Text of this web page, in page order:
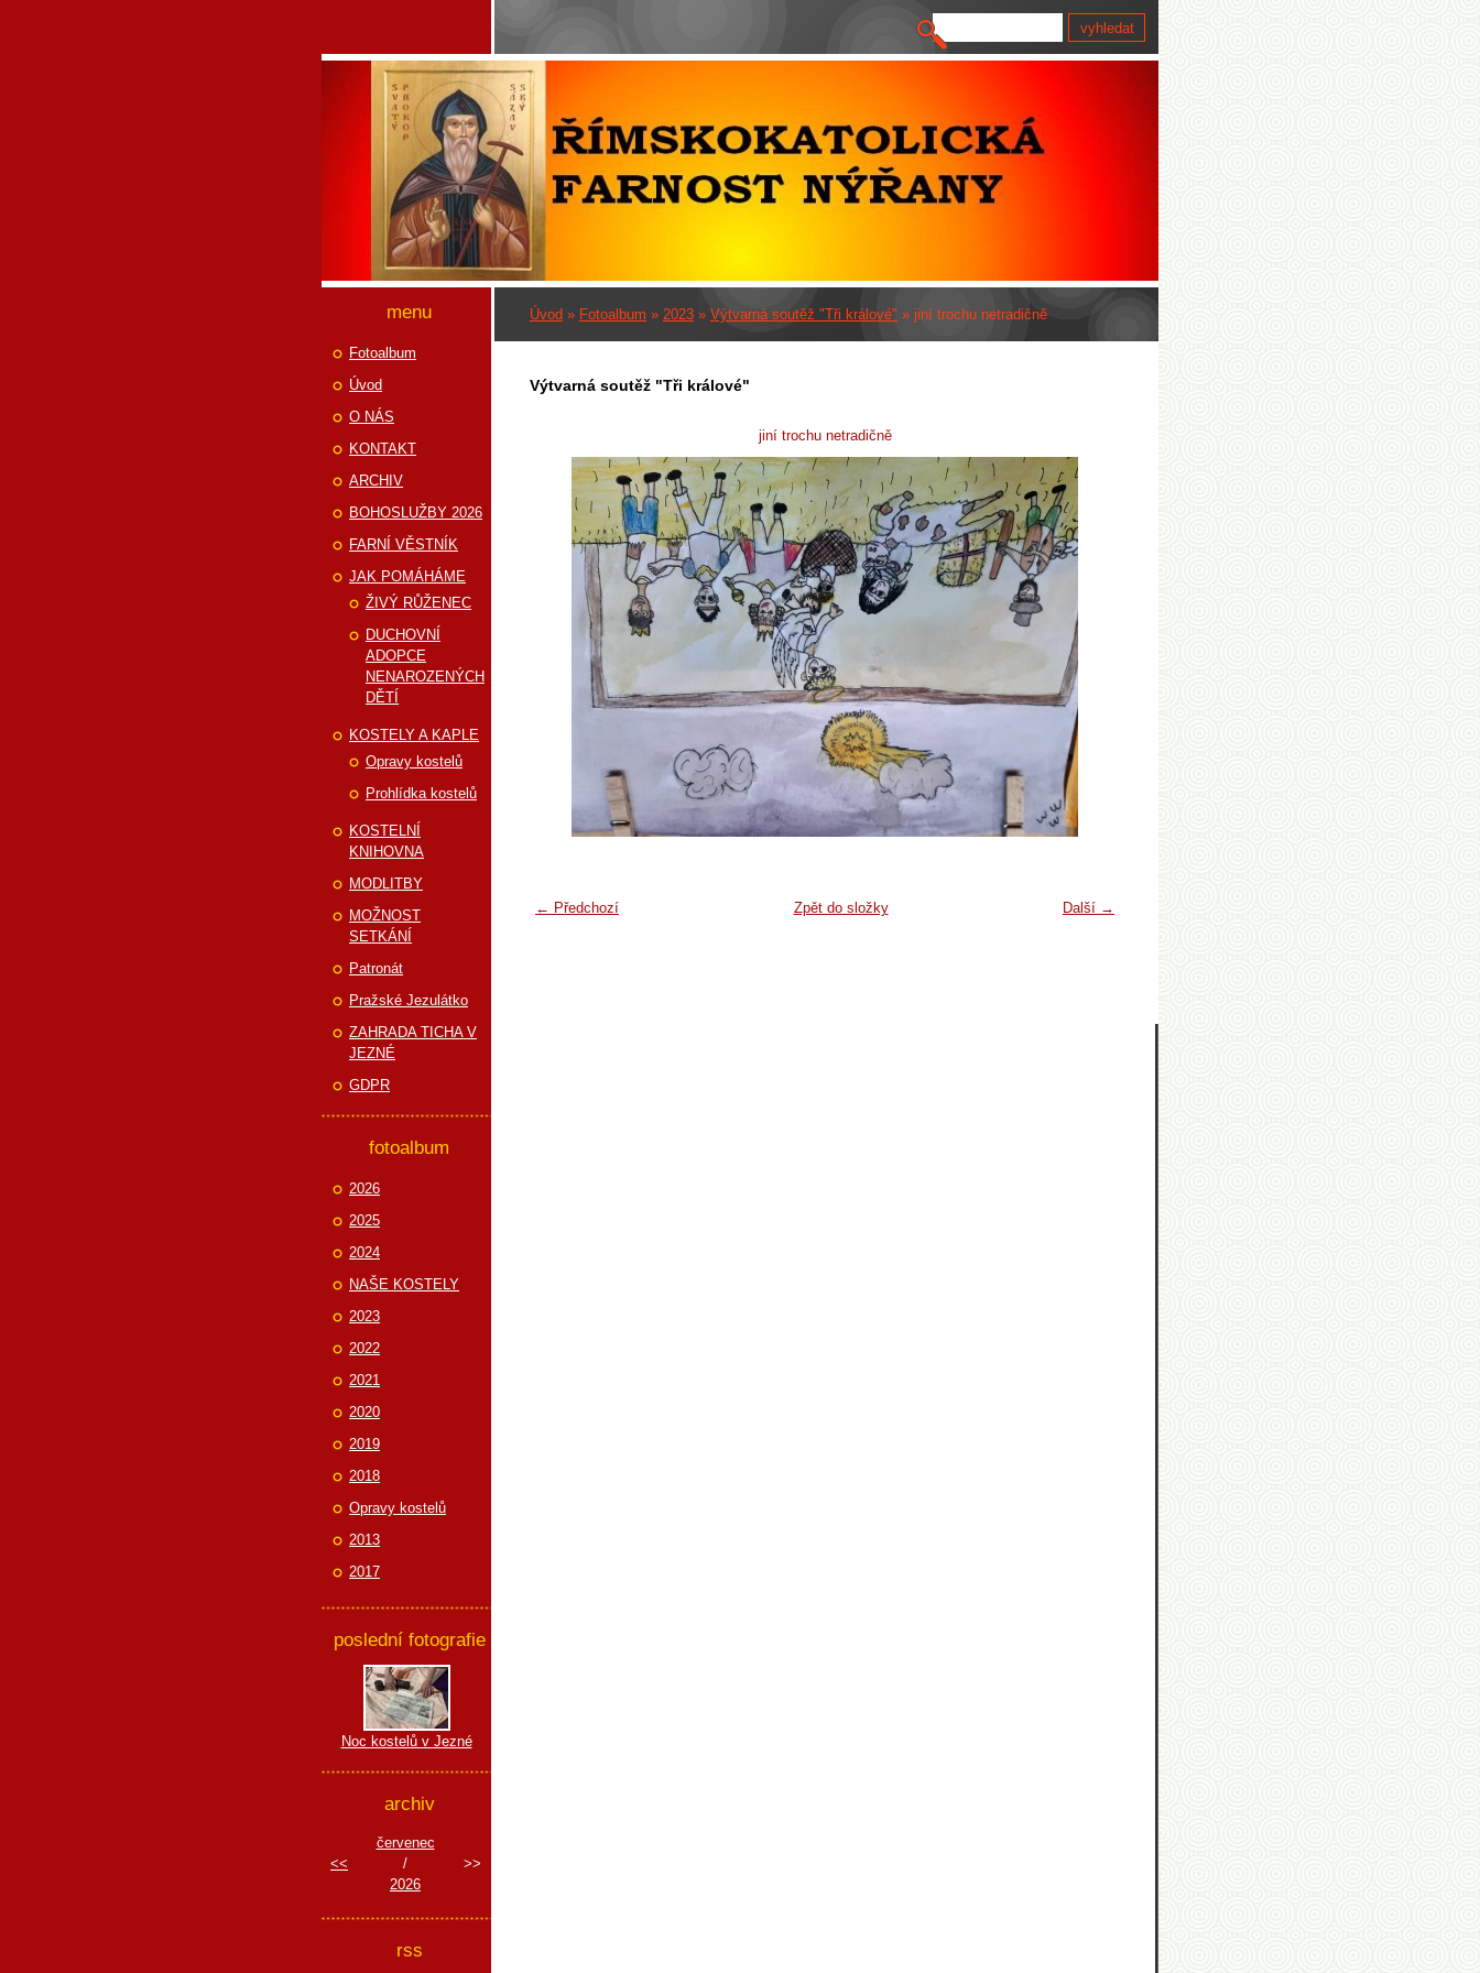
Úvod » Fotoalbum » 2023 » Výtvarná soutěž "Tři králové" » jiní trochu netradičně
Výtvarná soutěž "Tři králové"
jiní trochu netradičně
← Předchozí Další →
Zpět do složky
menu
Fotoalbum
Úvod
O NÁS
KONTAKT
ARCHIV
BOHOSLUŽBY 2026
FARNÍ VĚSTNÍK
JAK POMÁHÁME
ŽIVÝ RŮŽENEC
DUCHOVNÍ
ADOPCE
NENAROZENÝCH
DĚTÍ
KOSTELY A KAPLE
Opravy kostelů
Prohlídka kostelů
KOSTELNÍ
KNIHOVNA
MODLITBY
MOŽNOST
SETKÁNÍ
Patronát
Pražské Jezulátko
ZAHRADA TICHA V
JEZNÉ
GDPR
fotoalbum
2026
2025
2024
NAŠE KOSTELY
2023
2022
2021
2020
2019
2018
Opravy kostelů
2013
2017
poslední fotografie
Noc kostelů v Jezné
archiv
<<
červenec
/
2026
>>
rss